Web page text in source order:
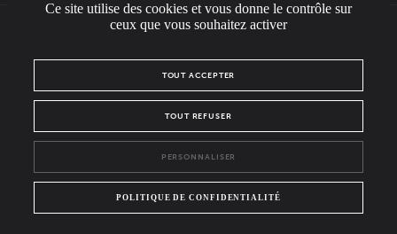
L'ÉQUIPE
POLITIQUE DE CONFIDENTIALITÉ
FacebookInstagram
Ce site utilise des cookies et vous donne le contrôle sur
ceux que vous souhaitez activer
TOUT ACCEPTER
TOUT REFUSER
PERSONNALISER
POLITIQUE DE CONFIDENTIALITÉ